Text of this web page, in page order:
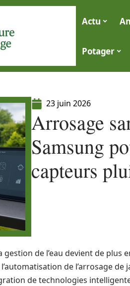
Actu
Potager
23 juin 2026
Arrosage
Samsung
capteurs
gestion de l’eau devient de
de l’arrosage
de technologies